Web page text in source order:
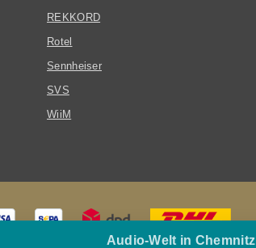
REKKORD
Rotel
Sennheiser
SVS
WiiM
Audio-Welt in Chemnitz